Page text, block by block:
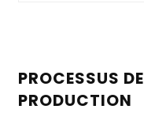
PROCESSUS DE
PRODUCTION